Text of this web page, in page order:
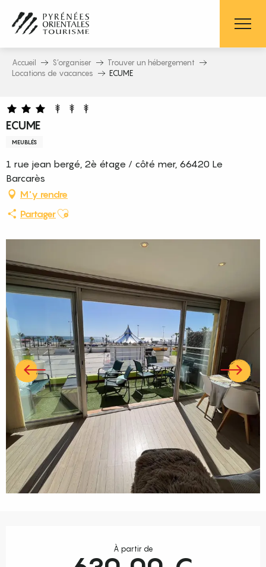
contenu
principal
Accueil S’organiser
Trouver un hébergement
Locations de vacances
ECUME
ECUME
MEUBLÉS
1 rue jean bergé, 2è étage / côté mer, 66420 Le
Barcarès
M'y rendre
PartagerAjouter aux favoris
À partir de